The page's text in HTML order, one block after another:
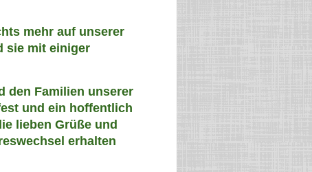
mehr auf unserer
sie mit einiger
den Familien unserer
und ein hoffentlich
lieben Grüße und
erhalten